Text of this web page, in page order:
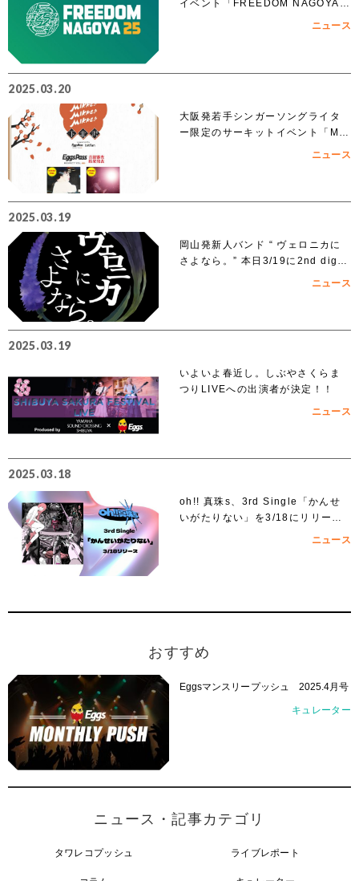
イベント「FREEDOM NAGOYA 2
ニュース
2025.03.20
大阪発若手シンガーソングライタ
ー限定のサーキットイベント「MIK
ニュース
2025.03.19
岡山発新人バンド “ ヴェロニカに
さよなら。” 本日3/19に2nd digit
ニュース
2025.03.19
いよいよ春近し。しぶやさくらま
つりLIVEへの出演者が決定！！
ニュース
2025.03.18
oh!! 真珠s、3rd Single「かんせ
いがたりない」を3/18にリリー
ニュース
おすすめ
Eggsマンスリープッシュ 2025.4月号
キュレーター
ニュース・記事カテゴリ
タワレコプッシュ ライブレポート